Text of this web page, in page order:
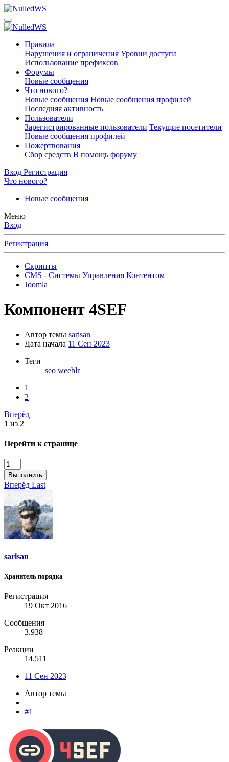
Правила
Нарушения и ограничения Уровни доступа
Использование префиксов
Форумы
Новые сообщения
Что нового?
Новые сообщения Новые сообщения профилей
Последняя активность
Пользователи
Зарегистрированные пользователи Текущие посетители
Новые сообщения профилей
Пожертвования
Сбор средств В помощь форуму
Вход Регистрация
Что нового?
Новые сообщения
Меню
Вход
Регистрация
Скрипты
CMS - Системы Управления Контентом
Joomla
Компонент 4SEF
Автор темы sarisan
Дата начала 11 Сен 2023
Теги
seo weeblr
1
2
Вперёд
1 из 2
Перейти к странице
Выполнить
Вперёд Last
sarisan
Хранитель порядка
Регистрация
19 Окт 2016
Сообщения
3.938
Реакции
14.511
11 Сен 2023
Автор темы
#1